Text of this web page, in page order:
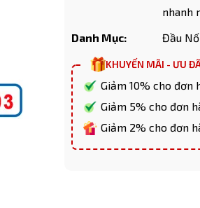
nhanh
Danh Mục:
Đầu
KHUYẾN MÃI - ƯU
Giảm 10% cho đơn
Giảm 5% cho đơn
Giảm 2% cho đơn